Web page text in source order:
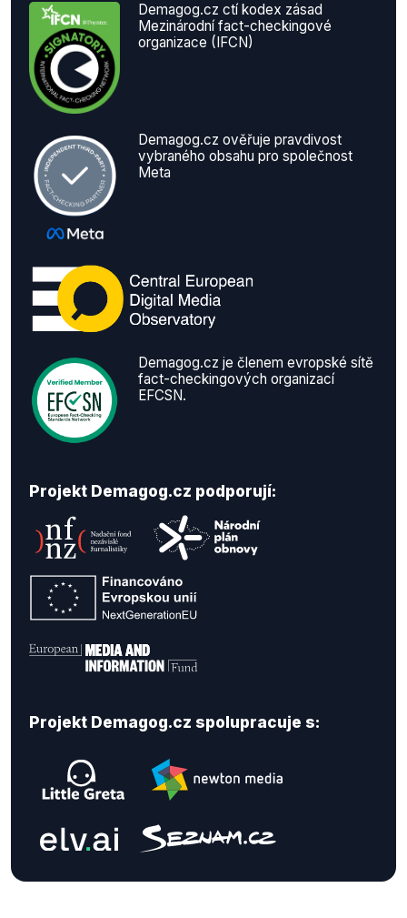
Demagog.cz ctí kodex zásad
Mezinárodní fact-checkingové
organizace (IFCN)
Demagog.cz ověřuje pravdivost
vybraného obsahu pro společnost
Meta
Demagog.cz je členem evropské sítě
fact-checkingových organizací
EFCSN.
Projekt Demagog.cz podporují:
Projekt Demagog.cz spolupracuje s: